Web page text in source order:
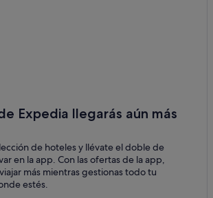
de vacaciones en Los Cobanos
vacaciones en Izalco
Expedia llegarás aún más
de hoteles y llévate el doble de
en la app. Con las ofertas de la app,
más mientras gestionas todo tu
estés.